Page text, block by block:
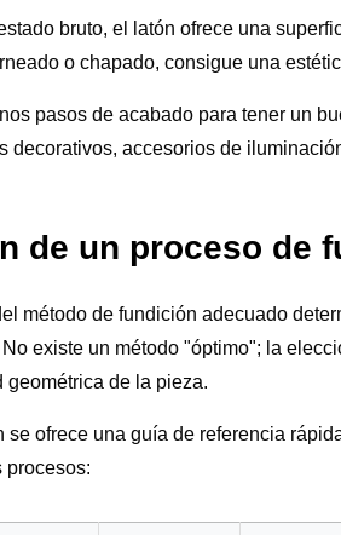
bruto, el latón ofrece una
o chapado, consigue una
pasos de acabado para tener un
decorativos, accesorios de
de un proceso de
método de fundición adecuado
existe un método "óptimo"; la
geométrica de la pieza.
se ofrece una guía de referencia
procesos: